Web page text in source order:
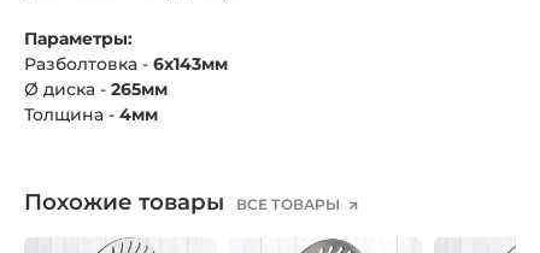
Параметры:
Разболтовка - 6х143мм
Ø диска - 265мм
Толщина - 4мм
Похожие товары ВСЕ ТОВАРЫ